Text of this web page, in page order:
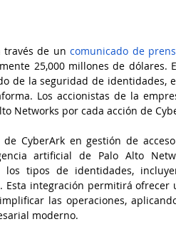
través de un comunicado de
25,000 millones de dólares.
de la seguridad de identidades,
Los accionistas de la
Networks por cada acción de
CyberArk en gestión de
artificial de Palo Alto
tipos de identidades,
integración permitirá ofrecer
las operaciones,
moderno.